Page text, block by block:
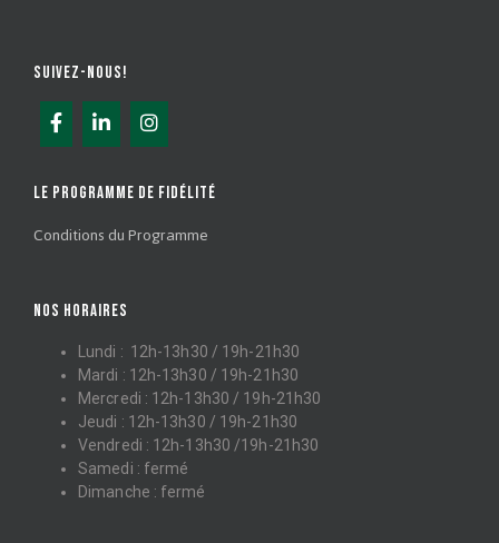
SUIVEZ-NOUS!
LE PROGRAMME DE FIDÉLITÉ
Conditions du Programme
NOS HORAIRES
Lundi : 12h-13h30 / 19h-21h30
Mardi : 12h-13h30 / 19h-21h30
Mercredi : 12h-13h30 / 19h-21h30
Jeudi : 12h-13h30 / 19h-21h30
Vendredi : 12h-13h30 /19h-21h30
Samedi : fermé
Dimanche : fermé